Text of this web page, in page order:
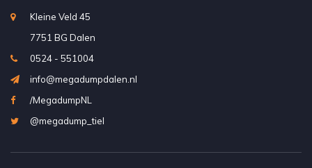
Kleine Veld 45
7751 BG Dalen
0524 - 551004
info@megadumpdalen.nl
/MegadumpNL
@megadump_tiel